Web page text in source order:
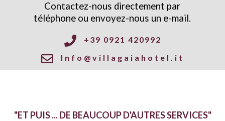
Contactez-nous directement par
téléphone ou envoyez-nous un e-mail.
+39 0921 420992
Info@villagaiahotel.it
"ET PUIS ... DE BEAUCOUP D'AUTRES SERVICES"